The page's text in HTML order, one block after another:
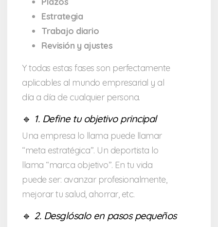
Estrategia
Trabajo diario
Revisión y ajustes
Y todas estas fases son perfectamente
aplicables al mundo empresarial y al
día a día de cualquier persona.
🔹 1. Define tu objetivo principal
Una empresa lo llama puede llamar
“meta estratégica”. Un deportista lo
llama “marca objetivo”. En tu vida
puede ser: avanzar profesionalmente,
mejorar tu salud, ahorrar, etc.
🔹 2. Desglósalo en pasos pequeños